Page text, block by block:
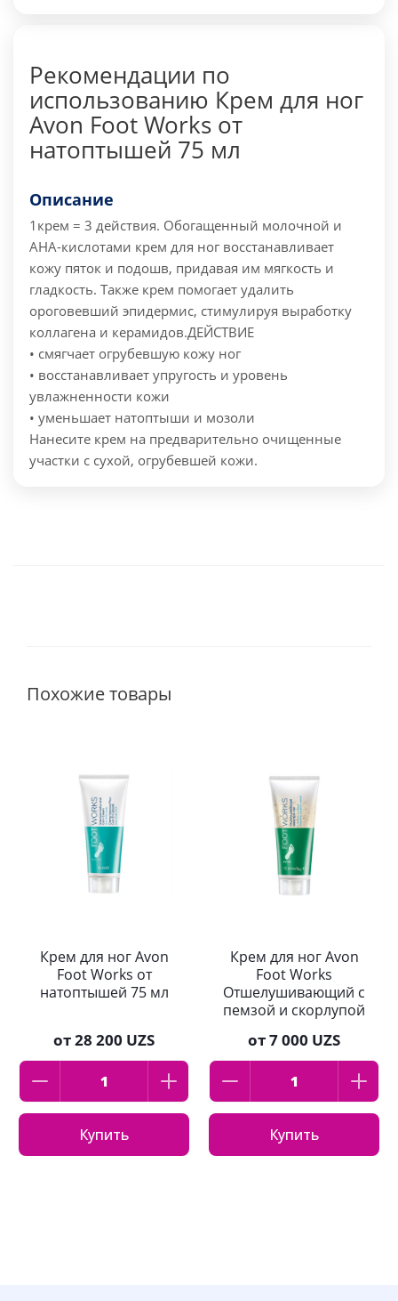
Рекомендации по
использованию Крем для ног
Avon Foot Works от
натоптышей 75 мл
Описание
1крем = 3 действия. Обогащенный молочной и
AHA-кислотами крем для ног восстанавливает
кожу пяток и подошв, придавая им мягкость и
гладкость. Также крем помогает удалить
ороговевший эпидермис, стимулируя выработку
коллагена и керамидов.ДЕЙСТВИЕ
• смягчает огрубевшую кожу ног
• восстанавливает упругость и уровень
увлажненности кожи
• уменьшает натоптыши и мозоли
Нанесите крем на предварительно очищенные
участки с сухой, огрубевшей кожи.
Похожие товары
Крем для ног Avon
Foot Works от
натоптышей 75 мл
от28 200 UZS
Купить
Крем для ног Avon
Foot Works
Отшелушивающий с
пемзой и скорлупой
мл
от7 000 UZS
Купить